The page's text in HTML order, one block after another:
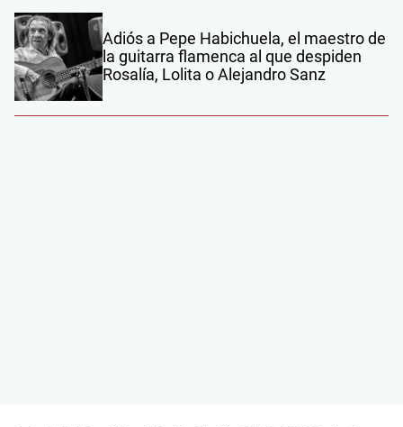
Adiós a Pepe Habichuela, el maestro de
la guitarra flamenca al que despiden
Rosalía, Lolita o Alejandro Sanz